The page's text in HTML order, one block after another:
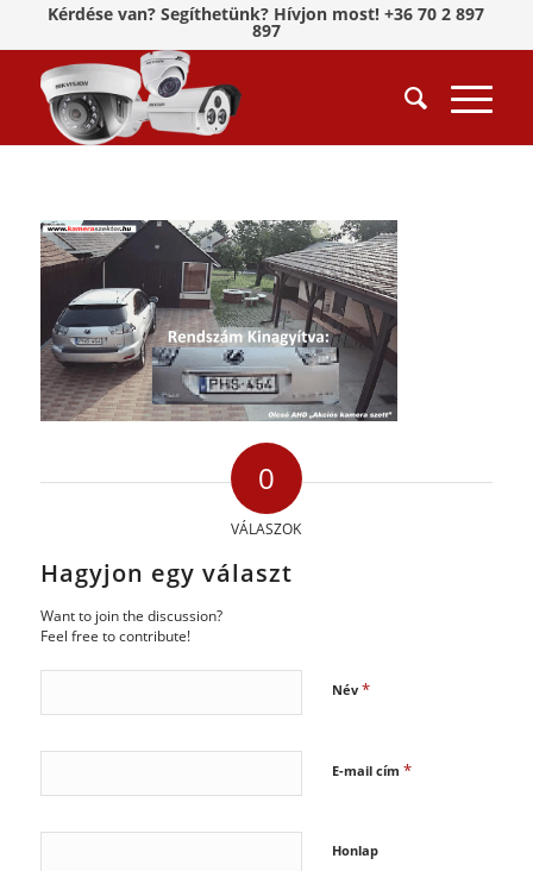
Kérdése van? Segíthetünk? Hívjon most! +36 70 2 897
897
0
VÁLASZOK
Hagyjon egy választ
Want to join the discussion?
Feel free to contribute!
Név *
E-mail cím *
Honlap